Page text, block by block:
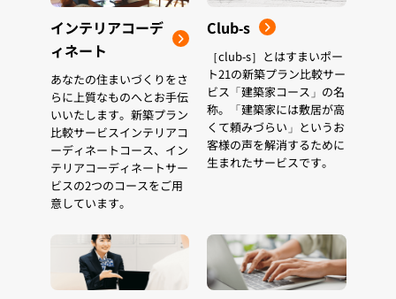
インテリアコーデ
ィネート
あなたの住まいづくりをさ
らに上質なものへとお手伝
いいたします。新築プラン
比較サービスインテリアコ
ーディネートコース、イン
テリアコーディネートサー
ビスの2つのコースをご用
意しています。
Club-s
［club-s］とはすまいポー
ト21の新築プラン比較サー
ビス「建築家コース」の名
称。「建築家には敷居が高
くて頼みづらい」というお
客様の声を解消するために
生まれたサービスです。